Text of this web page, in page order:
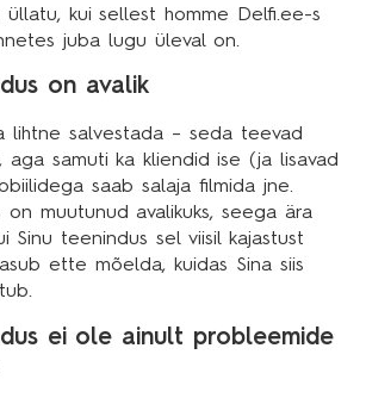
üllatu, kui sellest homme Delfi.ee-s
juba lugu üleval on.
on avalik
lihtne salvestada – seda teevad
aga samuti ka kliendid ise (ja lisavad
saab salaja filmida jne.
on muutunud avalikuks, seega ära
Sinu teenindus sel viisil kajastust
ette mõelda, kuidas Sina siis
ei ole ainult probleemide